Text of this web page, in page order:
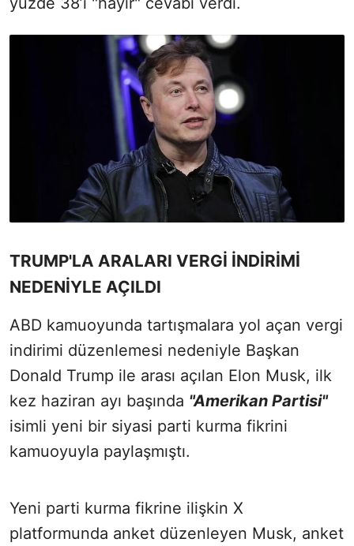
TRUMP'LA ARALARI VERGİ İNDİRİMİ
NEDENİYLE AÇILDI
ABD kamuoyunda tartışmalara yol açan vergi
indirimi düzenlemesi nedeniyle Başkan
Donald Trump ile arası açılan Elon Musk, ilk
kez haziran ayı başında "Amerikan Partisi"
isimli yeni bir siyasi parti kurma fikrini
kamuoyuyla paylaşmıştı.
Yeni parti kurma fikrine ilişkin X
platformunda anket düzenleyen Musk, anket